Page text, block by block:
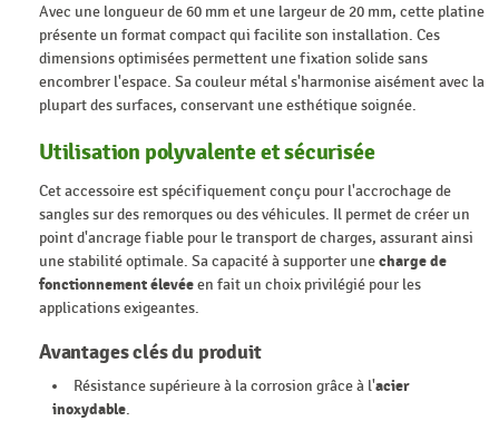
Avec une longueur de 60 mm et une largeur de 20 mm, cette platine
présente un format compact qui facilite son installation. Ces
dimensions optimisées permettent une fixation solide sans
encombrer l'espace. Sa couleur métal s'harmonise aisément avec la
plupart des surfaces, conservant une esthétique soignée.
Utilisation polyvalente et sécurisée
Cet accessoire est spécifiquement conçu pour l'accrochage de
sangles sur des remorques ou des véhicules. Il permet de créer un
point d'ancrage fiable pour le transport de charges, assurant ainsi
une stabilité optimale. Sa capacité à supporter unecharge de
fonctionnement élevéeen fait un choix privilégié pour les
applications exigeantes.
Avantages clés du produit
Résistance supérieure à la corrosion grâce à l'acier
inoxydable.